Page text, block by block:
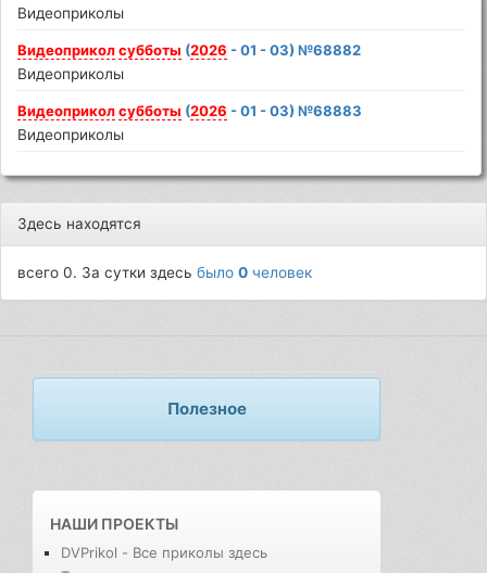
Видеоприколы
Видеоприкол субботы (2026 - 01 - 03) №68882
Видеоприколы
Видеоприкол субботы (2026 - 01 - 03) №68883
Видеоприколы
Здесь находятся
всего 0. За сутки здесьбыло0 человек
Полезное
НАШИ ПРОЕКТЫ
DVPrikol - Все приколы здесь